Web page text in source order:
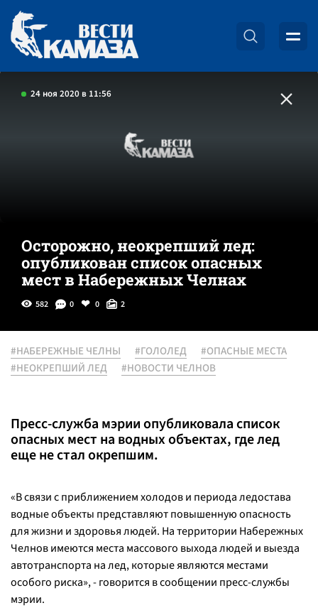
24 ноя 2020 в 11:56
Осторожно, неокрепший лед:
опубликован список опасных
мест в Набережных Челнах
582 0 0 2
#НАБЕРЕЖНЫЕ ЧЕЛНЫ #ГОЛОЛЕД
#ОПАСНЫЕ МЕСТА
#НЕОКРЕПШИЙ ЛЕД
#НОВОСТИ ЧЕЛНОВ
Пресс-служба мэрии опубликовала список
опасных мест на водных объектах, где лед
еще не стал окрепшим.
«В связи с приближением холодов и периода ледостава
водные объекты представляют повышенную опасность
для жизни и здоровья людей. На территории Набережных
Челнов имеются места массового выхода людей и выезда
автотранспорта на лед, которые являются местами
особого риска», - говорится в сообщении пресс-службы
мэрии.